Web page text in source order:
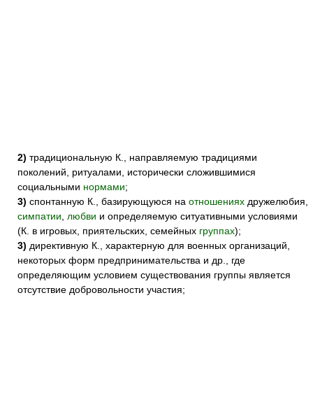
2) традициональную К., направляемую традициями
поколений, ритуалами, исторически сложившимися
социальными нормами;
3) спонтанную К., базирующуюся на отношениях дружелюбия,
симпатии
любви и определяемую ситуативными условиями
(К. в игровых, приятельских, семейных группах);
3) директивную К., характерную для военных организаций,
некоторых форм предпринимательства и др., где
определяющим условием существования группы является
отсутствие добровольности участия;